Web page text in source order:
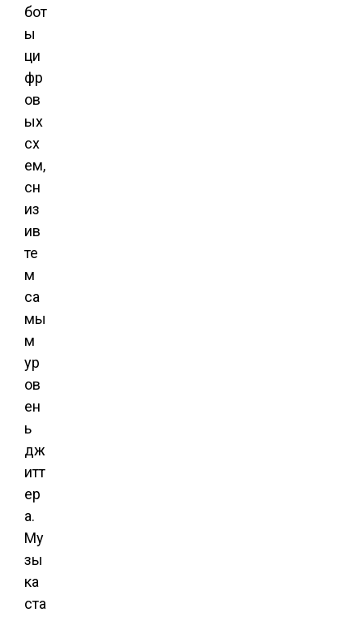
бот
ы
ци
фр
ов
ых
сх
ем,
сн
из
ив
те
м
са
мы
м
ур
ов
ен
ь
дж
итт
ер
а.
Му
зы
ка
ста